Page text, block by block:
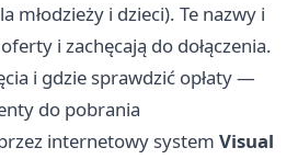
młodzieży i dzieci). Te nazwy i
i zachęcają do dołączenia.
i gdzie sprawdzić opłaty —
do pobrania
internetowy system Visual